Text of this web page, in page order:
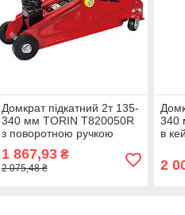
Домкрат підкатний 2т 135-
340 мм TORIN T820050R
з поворотною ручкою
1 867,93₴
2 075,48 ₴
340
в
2